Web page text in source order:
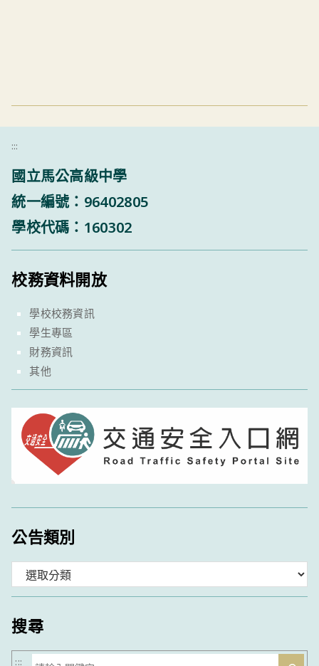
:::
國立馬公高級中學
統一編號：96402805
學校代碼：160302
校務資料開放
學校校務資訊
學生專區
財務資訊
其他
公告類別
類
搜尋
搜
:::